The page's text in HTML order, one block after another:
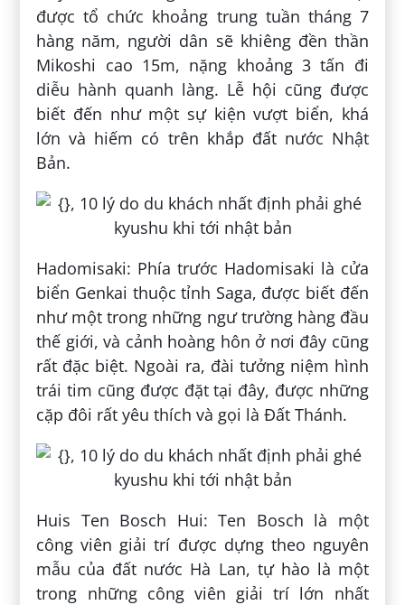
được tổ chức khoảng trung tuần tháng 7
hàng năm, người dân sẽ khiêng đền thần
Mikoshi cao 15m, nặng khoảng 3 tấn đi
diễu hành quanh làng. Lễ hội cũng được
biết đến như một sự kiện vượt biển, khá
lớn và hiếm có trên khắp đất nước Nhật
Bản.
Hadomisaki: Phía trước Hadomisaki là cửa
biển Genkai thuộc tỉnh Saga, được biết đến
như một trong những ngư trường hàng đầu
thế giới, và cảnh hoàng hôn ở nơi đây cũng
rất đặc biệt. Ngoài ra, đài tưởng niệm hình
trái tim cũng được đặt tại đây, được những
cặp đôi rất yêu thích và gọi là Đất Thánh.
Huis Ten Bosch Hui: Ten Bosch là một
công viên giải trí được dựng theo nguyên
mẫu của đất nước Hà Lan, tự hào là một
trong những công viên giải trí lớn nhất